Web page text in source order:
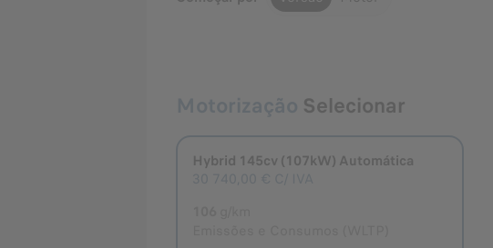
Selecionar
Hybrid 145cv (107kW) Automática
Selecionado